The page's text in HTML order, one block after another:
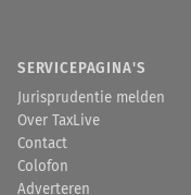
SERVICEPAGINA'S
Jurisprudentie melden
Over TaxLive
Contact
Colofon
Adverteren